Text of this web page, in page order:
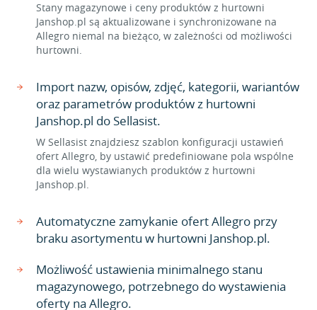
Stany magazynowe i ceny produktów z hurtowni
Janshop.pl są aktualizowane i synchronizowane na
Allegro niemal na bieżąco, w zależności od możliwości
hurtowni.
Import nazw, opisów, zdjęć, kategorii, wariantów
oraz parametrów produktów z hurtowni
Janshop.pl do Sellasist.
W Sellasist znajdziesz szablon konfiguracji ustawień
ofert Allegro, by ustawić predefiniowane pola wspólne
dla wielu wystawianych produktów z hurtowni
Janshop.pl.
Automatyczne zamykanie ofert Allegro przy
braku asortymentu w hurtowni Janshop.pl.
Możliwość ustawienia minimalnego stanu
magazynowego, potrzebnego do wystawienia
oferty na Allegro.